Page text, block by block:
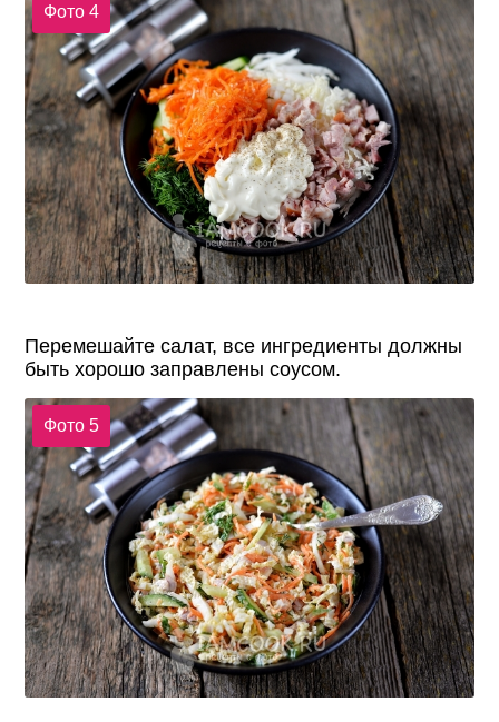
Фото 4
Перемешайте салат, все ингредиенты должны
быть хорошо заправлены соусом.
Фото 5